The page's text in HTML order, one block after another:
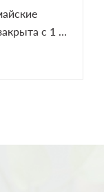
с 1 по
на